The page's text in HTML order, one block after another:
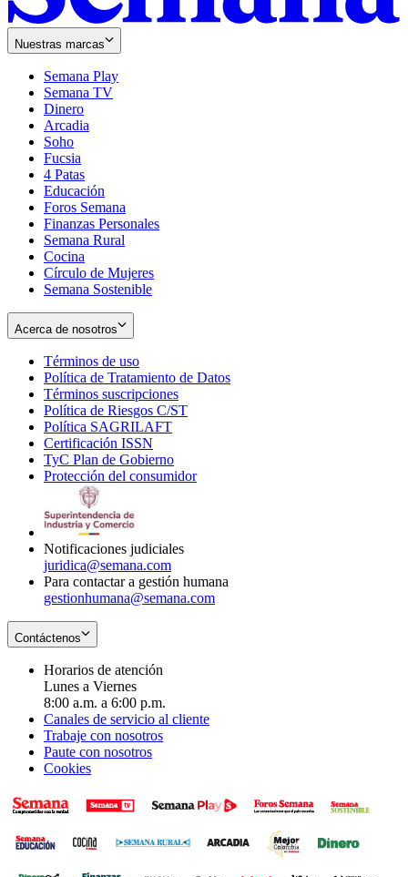
Nuestras marcas
Semana Play
Semana TV
Dinero
Arcadia
Soho
in
new
window
Fucsia
in
new
window
4 Patas
Educación
Foros Semana
Finanzas Personales
Semana Rural
Cocina
Círculo de Mujeres
Semana Sostenible
Acerca de nosotros
Términos de uso
in
new
window
Política de Tratamiento de Datos
Términos suscripciones
in
Política de Riesgos C/ST
Política SAGRILAFT
new
window
Certificación ISSN
in
new
TyC Plan de Gobierno
in
Protección del consumidorOpens
Notificaciones judiciales
juridica@semana.com
Para contactar a gestión humana
gestionhumana@semana.com
Contáctenos
Horarios de atención
Lunes a Viernes
8:00 a.m. a 6:00 p.m.
Canales de servicio al cliente
Trabaje con nosotros
Paute con nosotros
Cookies